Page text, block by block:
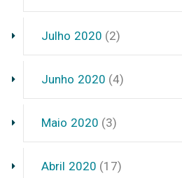
Julho 2020 (2)
Junho 2020 (4)
Maio 2020 (3)
Abril 2020 (17)